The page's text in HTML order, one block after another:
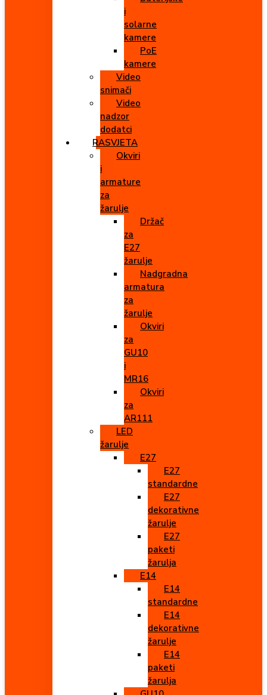
i
solarne
kamere
PoE
kamere
Video
snimači
Video
nadzor
dodatci
RASVJETA
Okviri
i
armature
za
žarulje
Držač
za
E27
žarulje
Nadgradna
armatura
za
žarulje
Okviri
za
GU10
i
MR16
Okviri
za
AR111
LED
žarulje
E27
E27
standardne
E27
dekorativne
žarulje
E27
paketi
žarulja
E14
E14
standardne
E14
dekorativne
žarulje
E14
paketi
žarulja